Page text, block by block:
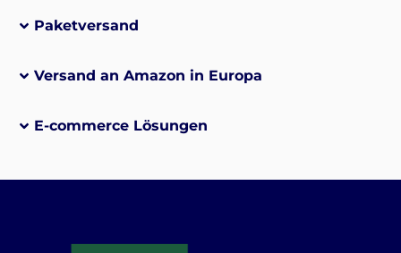
Paketversand
Versand an Amazon in Europa
E-commerce Lösungen